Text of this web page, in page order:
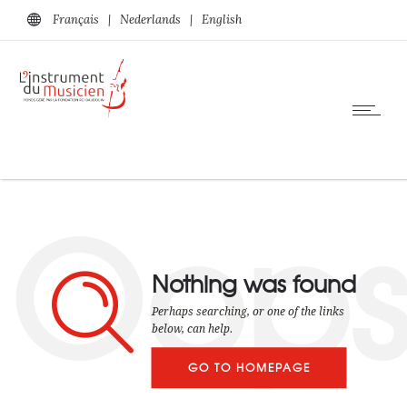
Français | Nederlands | English
Nothing was found
Perhaps searching, or one of the links
below, can help.
GO TO HOMEPAGE